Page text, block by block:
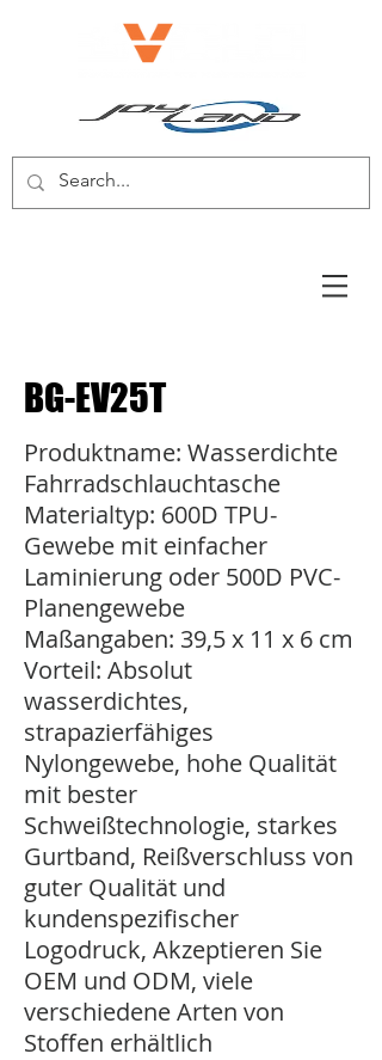
BG-EV25T
Produktname: Wasserdichte
Fahrradschlauchtasche
Materialtyp: 600D TPU-
Gewebe mit einfacher
Laminierung oder 500D PVC-
Planengewebe
Maßangaben: 39,5 x 11 x 6 cm
Vorteil: Absolut
wasserdichtes,
strapazierfähiges
Nylongewebe, hohe Qualität
mit bester
Schweißtechnologie, starkes
Gurtband, Reißverschluss von
guter Qualität und
kundenspezifischer
Logodruck, Akzeptieren Sie
OEM und ODM, viele
verschiedene Arten von
Stoffen erhältlich